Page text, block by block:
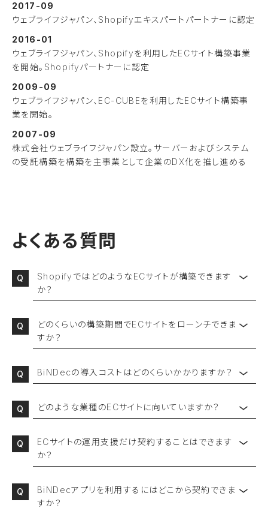
2017-09
ウェブライフジャパン、Shopifyエキスパートパートナーに認定
2016-01
ウェブライフジャパン、Shopifyを利用したECサイト構築事業
を開始。Shopifyパートナーに認定
2009-09
ウェブライフジャパン、EC-CUBEを利用したECサイト構築事
業を開始。
2007-09
株式会社ウェブライフジャパン設立。サーバーおよびシステム
の受託構築を構築を主事業として企業のDX化を推し進める
よくある質問
ShopifyではどのようなECサイトが構築できます
か？
プラットフォームです。
コスメ・アパレル・食品・雑貨・家具など多様なジャンルのECサイトを運
用可能。1万を超えるShopifyアプリとBiNDec独自アプリで、最適な機
基幹システムやマーケティングツール、SNS、ECモールとの連携も実
詳細は
こちらからお問い合わせください。
どのくらいの構築期間でECサイトをローンチできま
すか？
間を目指してECサイトをローンチします。
構築フローやスケジュールについて、詳しくは
こちらからお問い合わせ
※お客様の状況や条件によって上記と異なる場合があります。
BiNDecの導入コストはどのくらいかかりますか？
グ、Shopify利用料、外部アプリ利用料）が必要です。
ECの事業規模（サイトのページ数、商品数、売上高、メンテナンス頻度）
必要な機能はアプリでスピーディに実装し、フルスクラッチ型や機能固
※ BiNDecアプリの利用料は運用費に含まれています。
※ Shopify利用料は
どのような業種のECサイトに向いていますか？
ントなど業種を問わず多数のEC構築実績があります。
企業間取引(BtoB)や大規模ECサイト向けのShopify Plusプランの構
築・運用支援も可能です。
ECサイトの運用支援だけ契約することはできます
か？
ング施策のご支援も承っています。ShopifyのECに特化した販売戦略
による、効果的な事業成長プランをご提案します。詳しくは
こちらからお
問い合わせ ください。
BiNDecアプリを利用するにはどこから契約できま
すか？